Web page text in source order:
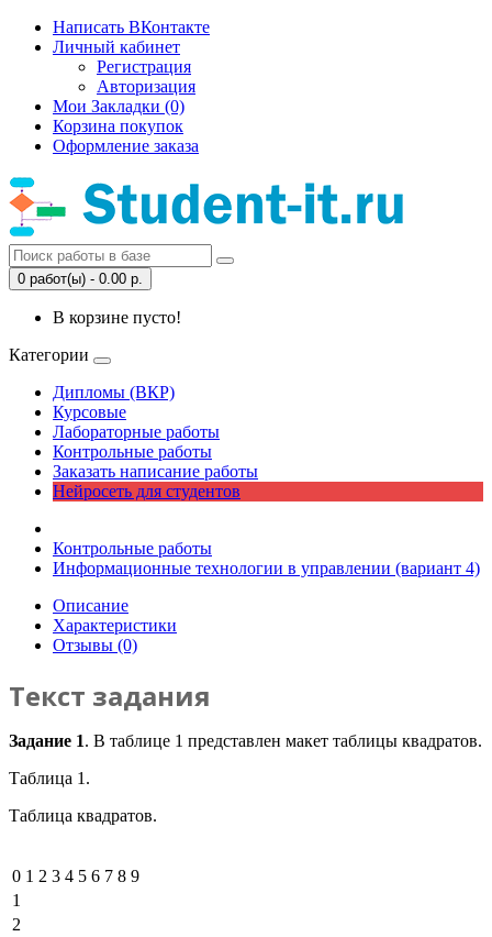
Написать ВКонтакте
Личный кабинет
Регистрация
Авторизация
Мои Закладки (0)
Корзина покупок
Оформление заказа
0 работ(ы) - 0.00 р.
В корзине пусто!
Категории
Дипломы (ВКР)
Курсовые
Лабораторные работы
Контрольные работы
Заказать написание работы
Нейросеть для студентов
Контрольные работы
Информационные технологии в управлении (вариант 4)
Описание
Характеристики
Отзывы (0)
Текст задания
Задание 1. В таблице 1 представлен макет таблицы квадратов.
Таблица 1.
Таблица квадратов.
0 1 2 3 4 5 6 7 8 9
1
2